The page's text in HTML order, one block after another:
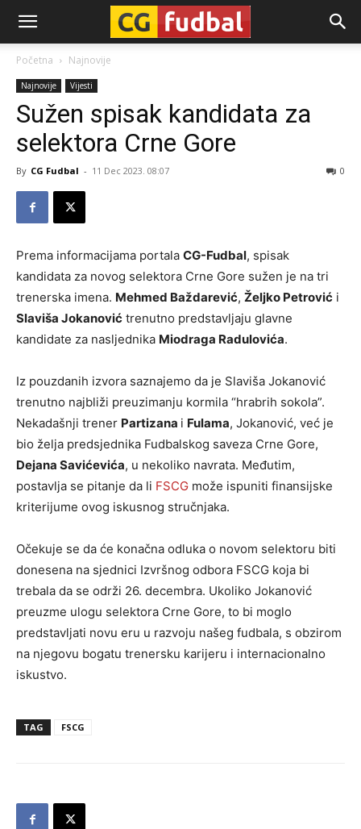
CG-
Fudbal
Početna Najnovije
Najnovije Vijesti
Sužen spisak kandidata za
selektora Crne Gore
By CG Fudbal - 11 Dec 2023. 08:07 0
Prema informacijama portala CG-Fudbal, spisak
kandidata za novog selektora Crne Gore sužen je na tri
trenerska imena. Mehmed Baždarević, Željko Petrović i
Slaviša Jokanović trenutno predstavljaju glavne
kandidate za nasljednika Miodraga Radulovića.
Iz pouzdanih izvora saznajemo da je Slaviša Jokanović
trenutno najbliži preuzimanju kormila “hrabrih sokola”.
Nekadašnji trener Partizana i Fulama, Jokanović, već je
bio želja predsjednika Fudbalskog saveza Crne Gore,
Dejana Savićevića, u nekoliko navrata. Međutim,
postavlja se pitanje da li FSCG može ispuniti finansijske
kriterijume ovog iskusnog stručnjaka.
Očekuje se da će konačna odluka o novom selektoru biti
donesena na sjednici Izvršnog odbora FSCG koja bi
trebala da se održi 26. decembra. Ukoliko Jokanović
preuzme ulogu selektora Crne Gore, to bi moglo
predstavljati novu eru u razvoju našeg fudbala, s obzirom
na njegovu bogatu trenersku karijeru i internacionalno
iskustvo.
TAG FSCG